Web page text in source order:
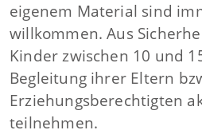
eigenem Material sind
willkommen. Aus
Kinder zwischen 10 und
Begleitung ihrer Eltern
Erziehungsberechtigten
teilnehmen.